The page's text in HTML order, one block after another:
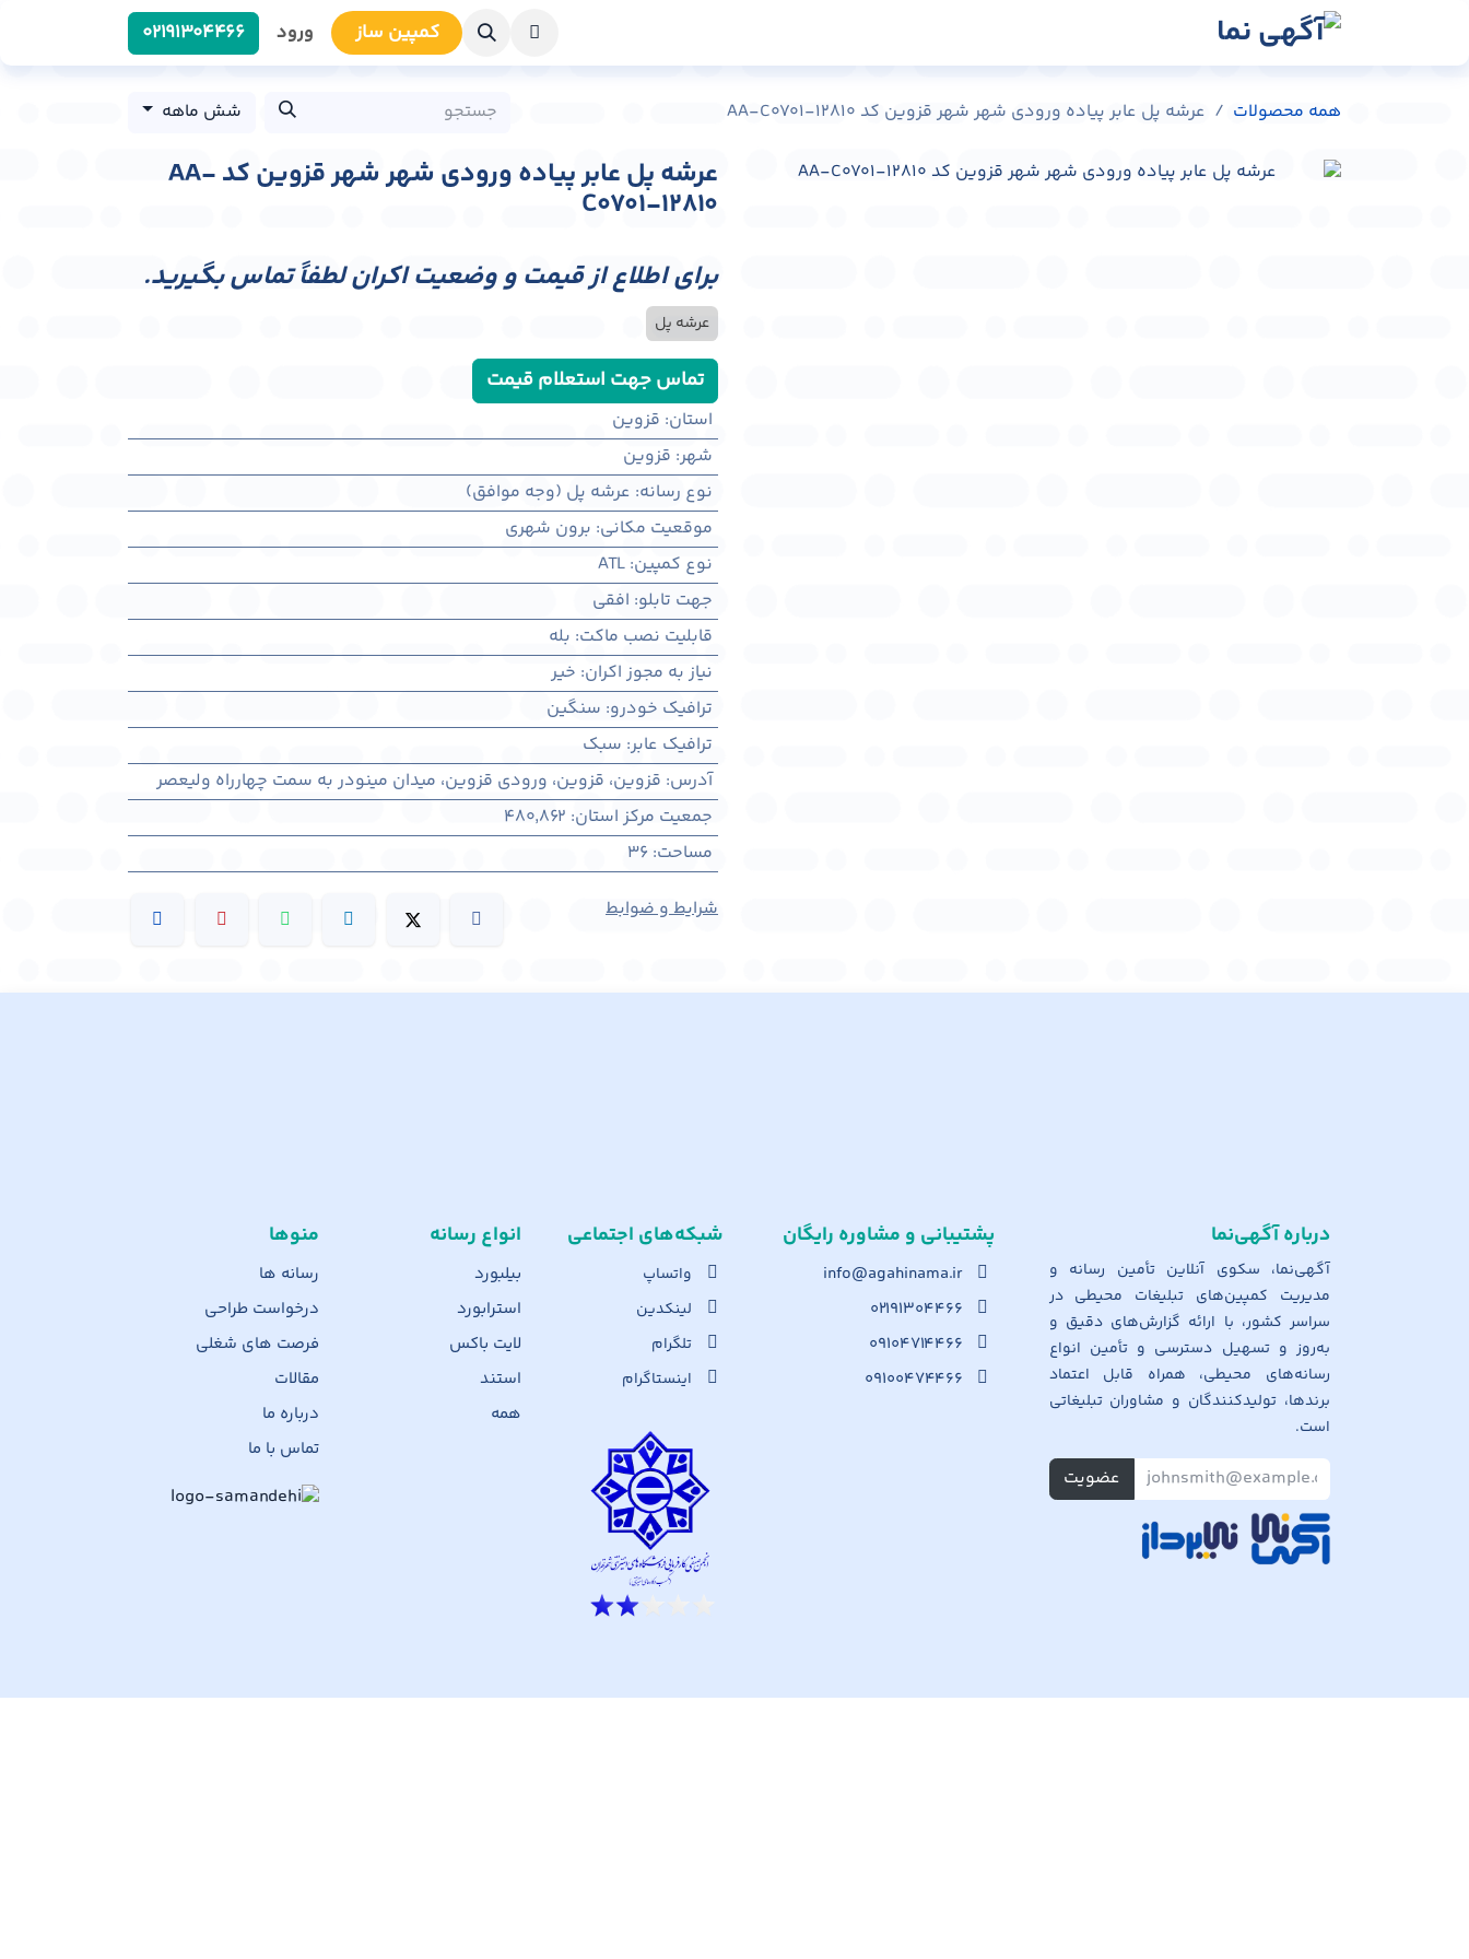
کمپین سا​​ز ورود 0219​1304466
همه محصولات عرشه پل عابر پیاده ورودی شهر شهر قزوین کد AA-C0701-12810 شش ماهه
عرشه پل عابر پیاده ورودی شهر شهر قزوین کد AA-
C0701-12810
برای اطلاع از قیمت و وضعیت اکران لطفاً تماس بگیرید.
عرشه پل
تماس جهت استعلام قیمت
استان: قزوین
شهر: قزوين
نوع رسانه: عرشه پل (وجه موافق)
موقعیت مکانی: برون شهری
نوع کمپین:
ATL
جهت تابلو: افقی
قابلیت نصب ماکت: بله
نیاز به مجوز اکران: خیر
ترافیک خودرو: سنگین
ترافیک عابر: سبک
آدرس: قزوين، قزوين، ورودی قزوین، میدان مینودر به سمت چهارراه ولیعصر
جمعیت مرکز استان:
480,862
مساحت:
36
شرایط و ضوابط
منوها
رسانه ها
درخواست طراحی
فرصت های شغلی
مقالات
درباره ما
تماس با ما
انواع رسانه
بیلبورد
استرابورد
لایت باکس
استند
همه
شبکه‌های اجت​ماعی
واتساپ
لینکدین
تلگرام
اینستاگرام
پشتیبانی و مشاوره رایگان
info@agahinama.ir
۰۲۱۹۱۳۰۴۴۶۶
۰۹۱۰۴۷۱۴۴۶۶
۰۹۱۰۰۴۷۴۴۶۶
درباره آگهی‌نما
آگهی‌نما، سکوی آنلاین تأمین رسانه و
مدیریت کمپین‌های تبلیغات محیطی در
سراسر کشور، با ارائه گزارش‌های دقیق و
به‌روز و تسهیل دسترسی و تأمین انواع
رسانه‌های محیطی، همراه قابل اعتماد
برندها، تولیدکنندگان و مشاوران تبلیغاتی
است.
عضویت